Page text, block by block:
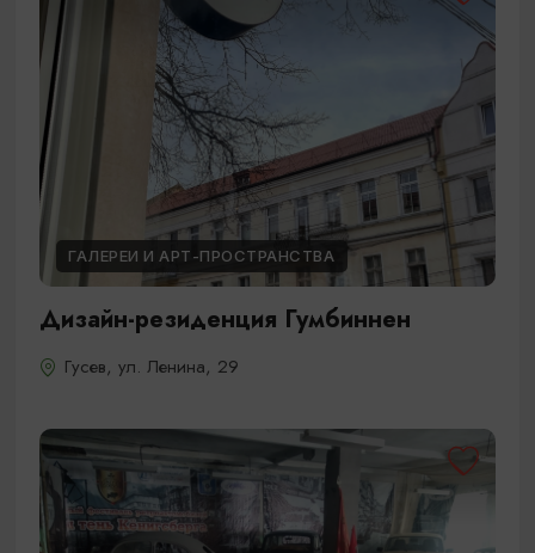
ГАЛЕРЕИ И АРТ-ПРОСТРАНСТВА
Дизайн-резиденция Гумбиннен
Гусев, ул. Ленина, 29